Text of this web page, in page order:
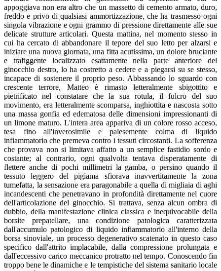
appoggiava non era altro che un massetto di cemento armato, duro,
freddo e privo di qualsiasi ammortizzazione, che ha trasmesso ogni
singola vibrazione e ogni grammo di pressione direttamente alle sue
delicate strutture articolari. Questa mattina, nel momento stesso in
cui ha cercato di abbandonare il tepore del suo letto per alzarsi e
iniziare una nuova giornata, una fitta acutissima, un dolore bruciante
e trafiggente localizzato esattamente nella parte anteriore del
ginocchio destro, lo ha costretto a cedere e a piegarsi su se stesso,
incapace di sostenere il proprio peso. Abbassando lo sguardo con
crescente terrore, Matteo è rimasto letteralmente sbigottito e
pietrificato nel constatare che la sua rotula, il fulcro del suo
movimento, era letteralmente scomparsa, inghiottita e nascosta sotto
una massa gonfia ed edematosa delle dimensioni impressionanti di
un limone maturo. L'intera area appariva di un colore rosso acceso,
tesa fino all'inverosimile e palesemente colma di liquido
infiammatorio che premeva contro i tessuti circostanti. La sofferenza
che provava non si limitava affatto a un semplice fastidio sordo e
costante; al contrario, ogni qualvolta tentava disperatamente di
flettere anche di pochi millimetri la gamba, o persino quando il
tessuto leggero del pigiama sfiorava inavvertitamente la zona
tumefatta, la sensazione era paragonabile a quella di migliaia di aghi
incandescenti che penetravano in profondità direttamente nel cuore
dell'articolazione del ginocchio. Si trattava, senza alcun ombra di
dubbio, della manifestazione clinica classica e inequivocabile della
borsite prepatellare, una condizione patologica caratterizzata
dall'accumulo patologico di liquido infiammatorio all'interno della
borsa sinoviale, un processo degenerativo scatenato in questo caso
specifico dall'attrito implacabile, dalla compressione prolungata e
dall'eccessivo carico meccanico protratto nel tempo. Conoscendo fin
troppo bene le dinamiche e le tempistiche del sistema sanitario locale